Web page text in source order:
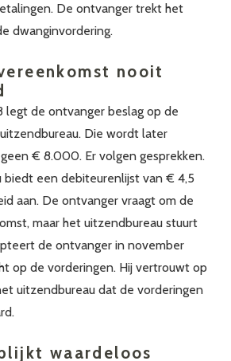
De ontvanger trekt het
dwanginvordering.
nooit
legt de ontvanger beslag op de
Die wordt later
€ 8.000. Er volgen gesprekken.
biedt een debiteurenlijst van € 4,5
aan. De ontvanger vraagt om de
maar het uitzendbureau stuurt
de ontvanger in november
op de vorderingen. Hij vertrouwt op
uitzendbureau dat de vorderingen
waardeloos